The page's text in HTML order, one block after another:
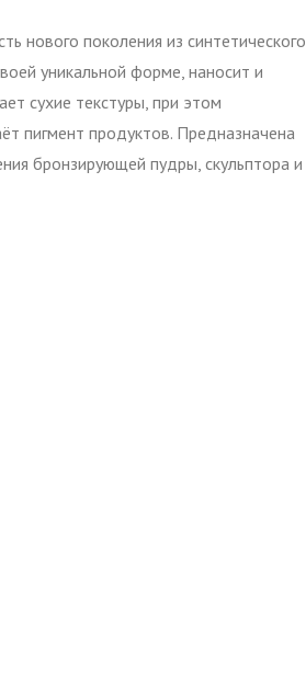
нового поколения из синтетического
уникальной форме, наносит и
сухие текстуры, при этом
пигмент продуктов. Предназначена
бронзирующей пудры, скульптора и